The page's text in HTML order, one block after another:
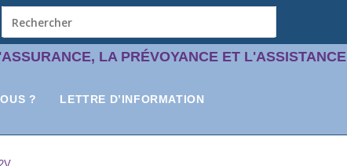
LA PRÉVOYANCE ET L'ASSISTANCE
? LETTRE D’INFORMATION